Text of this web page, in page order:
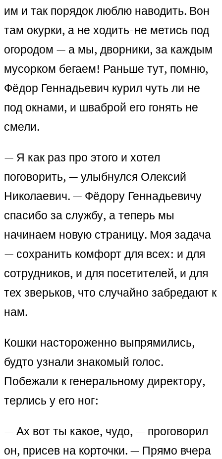
им и так порядок люблю наводить. Вон
там окурки, а не ходи­ть-не метись под
огородом — а мы, дворники, за каждым
мусорком бегаем! Раньше тут, помню,
Фёдор Геннадьевич курил чуть ли не
под окнами, и шваброй его гонять не
смели.
— Я как раз про этого и хотел
поговорить, — улыбнулся Олексий
Николаевич. — Фёдору Геннадьевичу
спасибо за службу, а теперь мы
начинаем новую страницу. Моя задача
— сохранить комфорт для всех: и для
сотрудников, и для посетителей, и для
тех зверьков, что случайно забредают к
нам.
Кошки настороженно выпрямились,
будто узнали знакомый голос.
Побежали к генеральному директору,
терлись у его ног:
— Ах вот ты какое, чудо, — проговорил
он, присев на корточки. — Прямо вчера